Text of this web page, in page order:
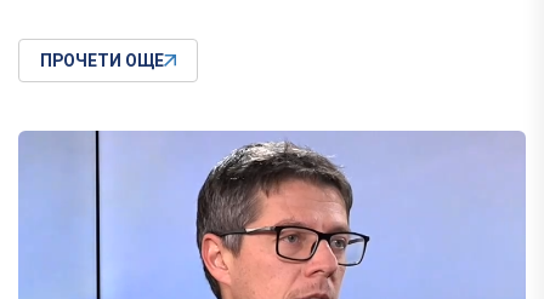
ПРОЧЕТИ ОЩЕ